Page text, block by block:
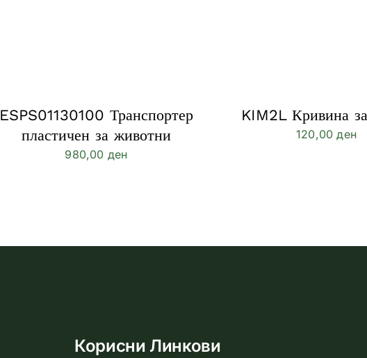
ESPS01130100 Транспортер
пластичен за животни
980,00 ден
KIM2L Кривина
120,00ден
Корисни Линкови